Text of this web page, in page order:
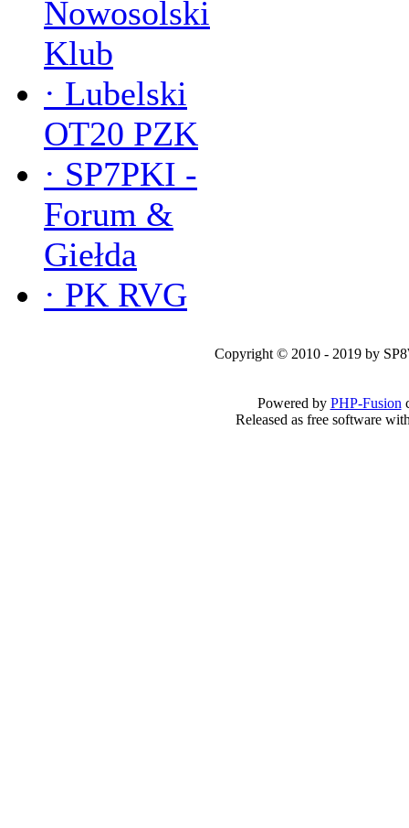
Nowosolski
Klub
· Lubelski
OT20 PZK
· SP7PKI -
Forum &
Giełda
· PK RVG
Copyright © 2010 - 2019 by
Powered by PHP-Fusion
Released as free software